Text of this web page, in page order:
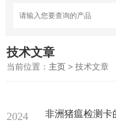
技术文章
当前位置： 主页 > 技术文章
非洲猪瘟检测卡
2024